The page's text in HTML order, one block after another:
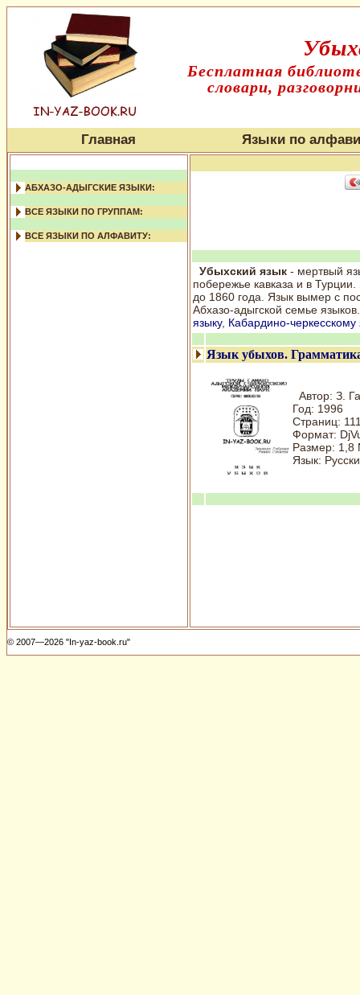
Бесплатная
словари,
Главная Языки по
АБХАЗО-АДЫГСКИЕ ЯЗЫКИ:
ВСЕ ЯЗЫКИ ПО ГРУППАМ:
ВСЕ ЯЗЫКИ ПО АЛФАВИТУ:
Убыхский язык - мертвый
побережье кавказа и в
до 1860 года. Язык вымер с
Абхазо-адыгской семье
языку, Кабардино-черкесскому
Язык убыхов.
Автор: З.
Год: 1996
Страниц:
Формат:
Размер: 1,8
Язык:
© 2007—2026 "In-yaz-book.ru"